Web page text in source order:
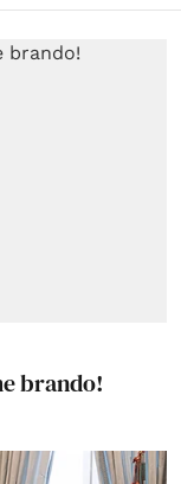
brando!